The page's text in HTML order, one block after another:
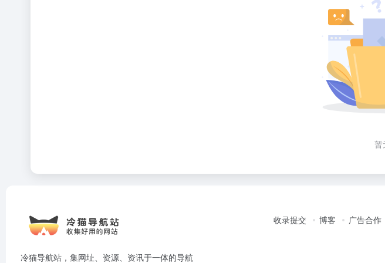
暂
冷猫导航站，集网址、资源、资讯于一体的导航
收录提交 博客 广告合作